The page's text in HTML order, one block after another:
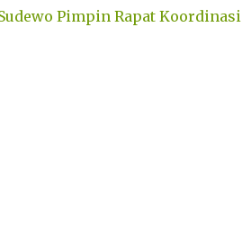
Pimpin Rapat Koordinasi